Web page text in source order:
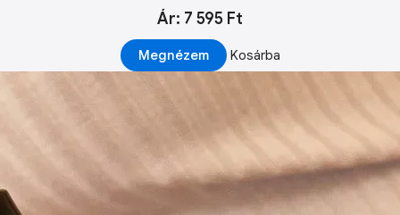
Ár: 7 595 Ft
Megnézem Kosárba